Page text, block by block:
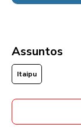
Assuntos
Itaipu